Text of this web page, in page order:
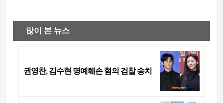
많이 본 뉴스
권영찬, 김수현 명예훼손 혐의 검찰 송치